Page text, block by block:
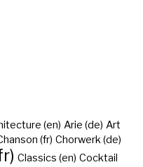
(en) Arie (de) Art
(fr) Chorwerk (de)
Classics (en) Cocktail